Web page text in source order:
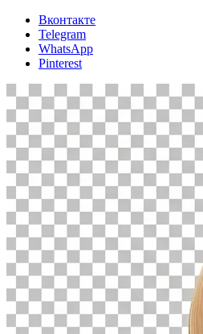
Вконтакте
Telegram
WhatsApp
Pinterest